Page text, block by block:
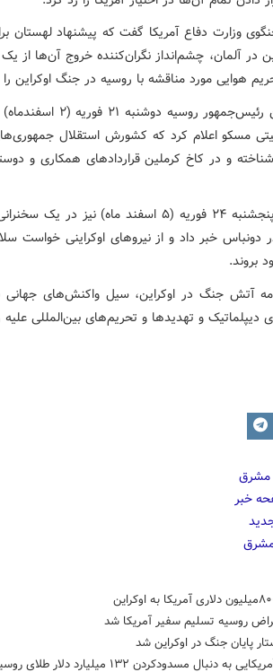
وزارت دفاع آمریکا گفت که پیشنهاد لهستان
در آلمان، چشم‌انداز نگران‌کننده خروج آن‌ها از یک
حریم هوایی مورد مناقشه با روسیه در جنگ اوکراین
ولادیمیر پوتین
مسکو اعلام کرد که کشورش استقلال
و در کاخ کرملین قراردادهای همکاری و
پوتین بامداد پنجشنبه ۲۴ فوریه (۵ اسفند
دونباس خبر داد و از نیروهای اوکراینی خواست
بروند.
آتش جنگ در اوکراین، سیل واکنش‌های جهانی
دیپلماتیک و تهدیدها و تحریم‌های بین‌المللی
روسیه تسلیم سفیر آمریکا شد
پایان جنگ در اوکراین شد
دنبال مسدودکردن ۱۳۲ میلیارد دلار طلای روسیه